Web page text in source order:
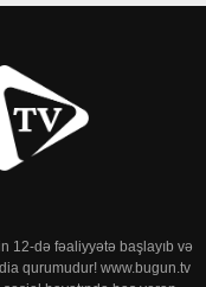
12-də fəaliyyətə başlayıb və
qurumudur! www.bugun.tv